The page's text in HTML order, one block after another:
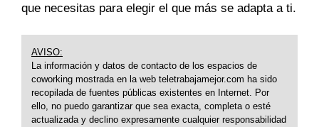
que necesitas para elegir el que más se adapta a ti.
AVISO:
La información y datos de contacto de los espacios de
coworking mostrada en la web teletrabajamejor.com ha sido
recopilada de fuentes públicas existentes en Internet. Por
ello, no puedo garantizar que sea exacta, completa o esté
actualizada y declino expresamente cualquier responsabilidad